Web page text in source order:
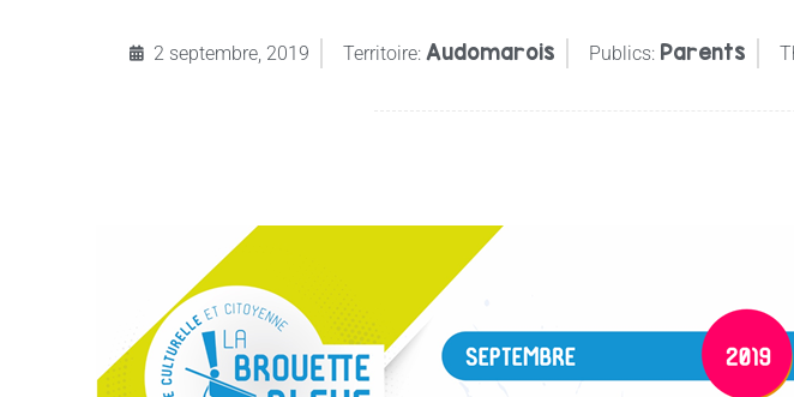
2 septembre, 2019 Territoire: Audomarois Publics: Parents